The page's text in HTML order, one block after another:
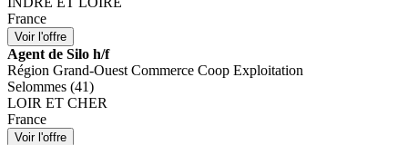
France
Agent de Silo h/f
Région Grand-Ouest Commerce Coop Exploitation
Selommes (41)
LOIR ET CHER
France